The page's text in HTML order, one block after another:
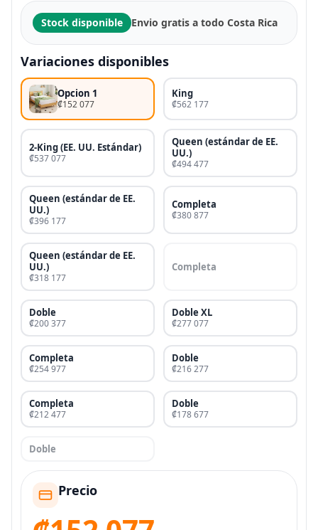
Stock disponible Envio gratis a todo Costa Rica
Variaciones disponibles
Opcion 1
₡152 077
King
₡562 177
2-King (EE. UU. Estándar)
₡537 077
Queen (estándar de EE.
UU.)
₡494 477
Queen (estándar de EE.
UU.)
₡396 177
Completa
₡380 877
Queen (estándar de EE.
UU.)
₡318 177
Completa
Doble
₡200 377
Doble XL
₡277 077
Completa
₡254 977
Doble
₡216 277
Completa
₡212 477
Doble
₡178 677
Doble
Precio